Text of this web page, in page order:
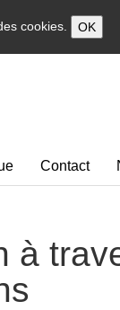
cookies. OK
Contact
à